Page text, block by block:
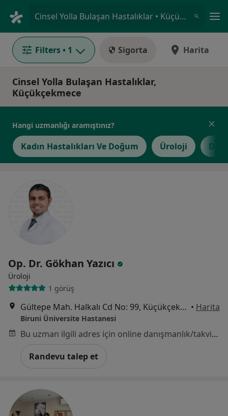
Cinsel Yolla Bulaşan Hastalıklar • Küçükçekmece, İstanbul
Filters • 1 Sigorta Harita
Cinsel Yolla Bulaşan Hastalıklar,
Küçükçekmece
Hangi uzmanlığı aramıştınız?
Kadın Hastalıkları Ve Doğum Üroloji
Op. Dr. Gökhan Yazıcı
Üroloji
1 görüş
Gültepe Mah. Halkalı Cd No: 99, Küçükçekmece • Harita
Biruni Üniversite Hastanesi
Bu uzman ilgili adres için online danışmanlık/takvim sunmuyor.
Randevu talep et